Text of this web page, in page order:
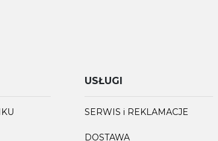
USŁUGI
SERWIS i REKLAMACJE
DOSTAWA